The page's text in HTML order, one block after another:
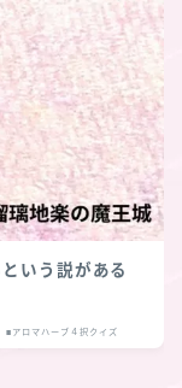
いう説がある
■アロマハーブ４択クイズ